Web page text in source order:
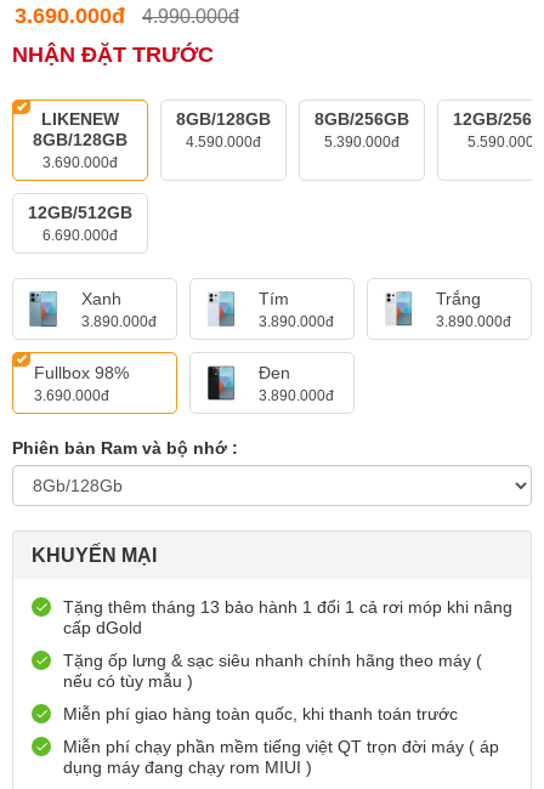
3.690.000đ 4.990.000đ
NHẬN ĐẶT TRƯỚC
LIKENEW
8GB/128GB
3.690.000đ
8GB/128GB
4.590.000đ
8GB/256GB
5.390.000đ
12GB/
5.590.000đ
12GB/512GB
6.690.000đ
Xanh
3.890.000đ
Tím
3.890.000đ
Trắng
3.890.000đ
Fullbox 98%
3.690.000đ
Đen
3.890.000đ
Phiên bản Ram và bộ nhớ :
KHUYẾN MẠI
Tặng thêm tháng 13 bảo hành 1 đổi 1 cả rơi móp khi nâng
cấp dGold
Tặng ốp lưng & sạc siêu nhanh chính hãng theo máy (
nếu có tùy mẫu )
Miễn phí giao hàng toàn quốc, khi thanh toán trước
Miễn phí chạy phần mềm tiếng việt QT trọn đời máy ( áp
dụng máy đang chạy rom MIUI )